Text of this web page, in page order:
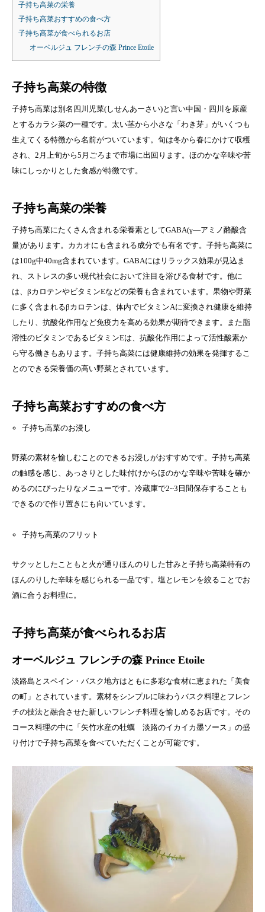
子持ち高菜の栄養
子持ち高菜おすすめの食べ方
子持ち高菜が食べられるお店
オーベルジュ フレンチの森 Prince Etoile
子持ち高菜の特徴
子持ち高菜は別名四川児菜(しせんあーさい)と言い中国・四川を原産
とするカラシ菜の一種です。太い茎から小さな「わき芽」がいくつも
生えてくる特徴から名前がついています。旬は冬から春にかけて収穫
され、2月上旬から5月ごろまで市場に出回ります。ほのかな辛味や苦
味にしっかりとした食感が特徴です。
子持ち高菜の栄養
子持ち高菜にたくさん含まれる栄養素としてGABA(γ―アミノ酪酸含
量)があります。カカオにも含まれる成分でも有名です。子持ち高菜に
は100g中40mg含まれています。GABAにはリラックス効果が見込ま
れ、ストレスの多い現代社会において注目を浴びる食材です。他に
は、βカロテンやビタミンEなどの栄養も含まれています。果物や野菜
に多く含まれるβカロテンは、体内でビタミンAに変換され健康を維持
したり、抗酸化作用など免疫力を高める効果が期待できます。また脂
溶性のビタミンであるビタミンEは、抗酸化作用によって活性酸素か
ら守る働きもあります。子持ち高菜には健康維持の効果を発揮するこ
とのできる栄養価の高い野菜とされています。
子持ち高菜おすすめの食べ方
子持ち高菜のお浸し
野菜の素材を愉しむことのできるお浸しがおすすめです。子持ち高菜
の触感を感じ、あっさりとした味付けからほのかな辛味や苦味を確か
めるのにぴったりなメニューです。冷蔵庫で2~3日間保存することも
できるので作り置きにも向いています。
子持ち高菜のフリット
サクッとしたこともと火が通りほんのりした甘みと子持ち高菜特有の
ほんのりした辛味を感じられる一品です。塩とレモンを絞ることでお
酒に合うお料理に。
子持ち高菜が食べられるお店
オーベルジュ フレンチの森 Prince Etoile
淡路島とスペイン・バスク地方はともに多彩な食材に恵まれた「美食
の町」とされています。素材をシンプルに味わうバスク料理とフレン
チの技法と融合させた新しいフレンチ料理を愉しめるお店です。その
コース料理の中に「矢竹水産の牡蠣 淡路のイカイカ墨ソース」の盛
り付けで子持ち高菜を食べていただくことが可能です。